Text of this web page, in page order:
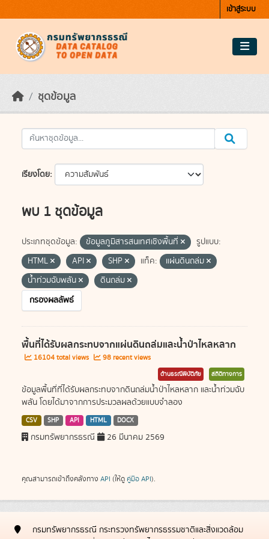
เข้าสู่ระบบ
ชุดข้อมูล
เรียงโดย
พบ 1 ชุดข้อมูล
ประเภทชุดข้อมูล: ข้อมูลภูมิสารสนเทศเชิงพื้นที่
รูปแบบ:
HTML
API SHP แท็ค:
แผ่นดินถล่ม
น้ำท่วมฉับพลัน
ดินถล่ม
กรองผลลัพธ์
พื้นที่ได้รับผลกระทบจากแผ่นดินถล่มและน้ำป่าไหลหลาก
16104 total views 98 recent views
ด้านธรณีพิบัติภัย สถิติทางการ
ข้อมูลพื้นที่ที่ได้รับผลกระทบจากดินถล่มน้ำป่าไหลหลาก และน้ำท่วมฉับ
พลัน โดยได้มาจากการประมวลผลด้วยแบบจำลอง
CSV SHP API HTML DOCX
กรมทรัพยากรธรณี 26 มีนาคม 2569
คุณสามารถเข้าถึงคลังทาง API (ให้ดู คู่มือ API).
กรมทรัพยากรธรณี กระทรวงทรัพยากรธรรมชาติและสิ่งแวดล้อม